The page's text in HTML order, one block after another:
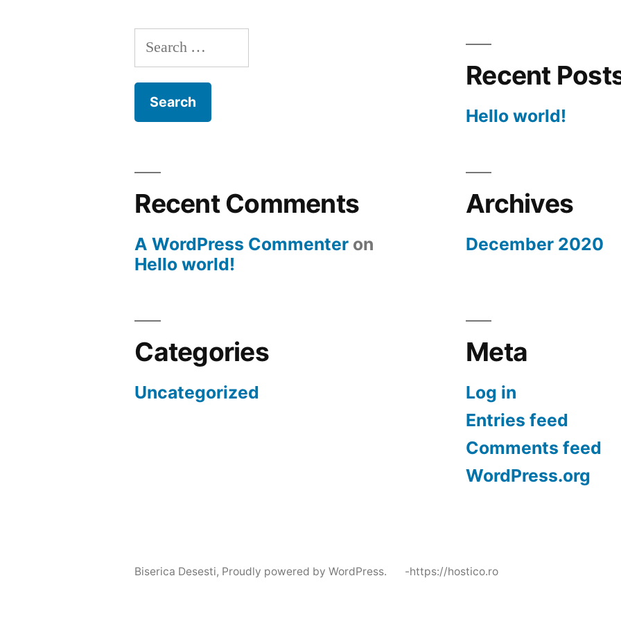
Search
for:
Recent
Hello world!
Recent Comments
A WordPress Commenter on
Hello world!
Archives
December 2020
Categories
Uncategorized
Meta
Log in
Entries feed
Comments feed
WordPress.org
Biserica Desesti, Proudly powered by WordPress. -https://hostico.ro